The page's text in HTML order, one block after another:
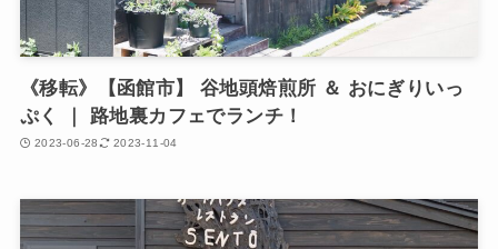
《移転》【函館市】 谷地頭焙煎所 ＆ おにぎりいっ
ぷく ｜ 路地裏カフェでランチ！
2023-06-28 2023-11-04